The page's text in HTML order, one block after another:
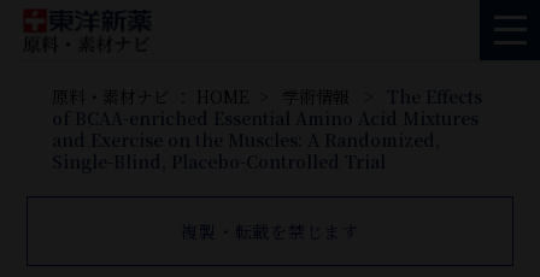
原料・素材ナビ ： HOME 学術情報
The Effects
of BCAA-enriched Essential Amino Acid Mixtures
and Exercise on the Muscles: A Randomized,
Single-Blind, Placebo-Controlled Trial
複製・転載を禁じます